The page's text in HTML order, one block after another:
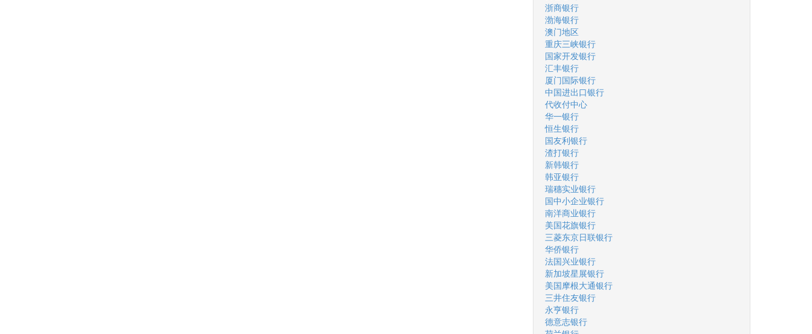
浙商银行
渤海银行
澳门地区
重庆三峡银行
国家开发银行
汇丰银行
厦门国际银行
中国进出口银行
代收付中心
华一银行
恒生银行
国友利银行
渣打银行
新韩银行
韩亚银行
瑞穗实业银行
国中小企业银行
南洋商业银行
美国花旗银行
三菱东京日联银行
华侨银行
法国兴业银行
新加坡星展银行
美国摩根大通银行
三井住友银行
永亨银行
德意志银行